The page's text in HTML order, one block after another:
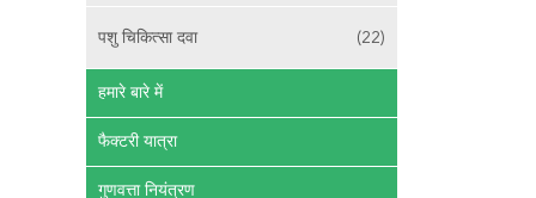
पशु चिकित्सा दवा (22)
हमारे बारे में
फैक्टरी यात्रा
गुणवत्ता नियंत्रण